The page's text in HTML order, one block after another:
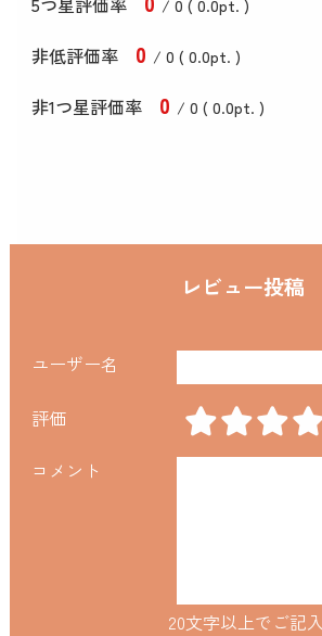
/ 0 ( 0.0pt. )
非低評価率 0 / 0 ( 0.0pt. )
非1つ星評価率 0 / 0 ( 0.0pt. )
レビュー投稿
ユーザー名
評価
コメント
20文字以上でご記